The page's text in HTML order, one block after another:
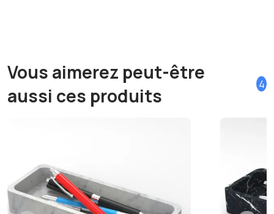
Vous aimerez peut-être
aussi ces produits
4